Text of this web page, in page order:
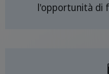
l'opportunità di